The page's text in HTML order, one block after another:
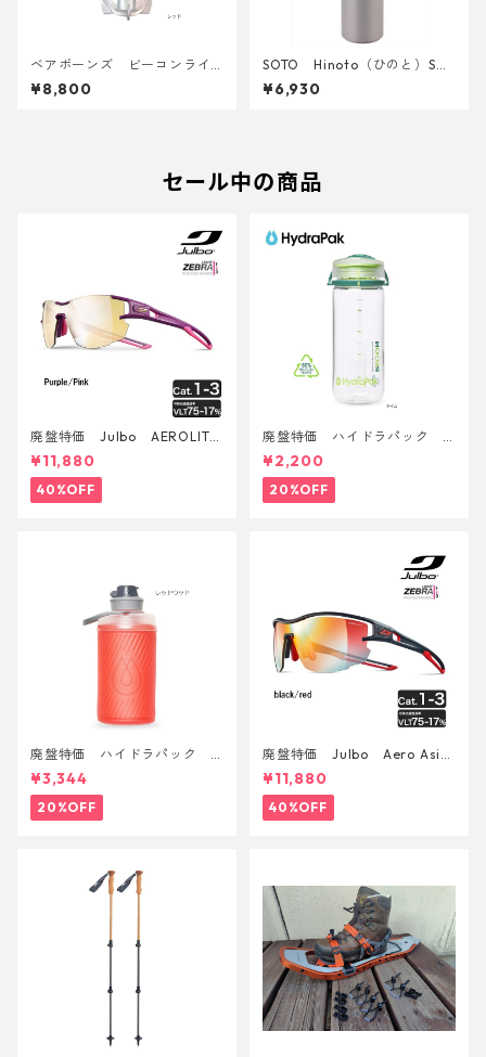
ベアボーンズ ビーコンライ
トLED 2.0
¥8,800
SOTO Hinoto（ひのと）SO
D-251
¥6,930
セール中の商品
廃盤特価 Julbo AEROLITE
AsianFit
¥11,880
40%OFF
廃盤特価 ハイドラパック
リーコン ツイスト＆シップ 50
0ml
¥2,200
20%OFF
廃盤特価 ハイドラパック
フラックス 750ml
¥3,344
20%OFF
廃盤特価 Julbo Aero Asia
nFit
¥11,880
40%OFF